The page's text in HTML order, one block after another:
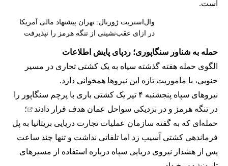
است.
وال‌استریت ژورنال: تهران پیشنهاد مالی آمریکا
در ازای عقب‌نشینی از تنگه هرمز را نپذیرفت
حمله به شناور سنگاپوری؛ ردپای پایش اطلاعات
الگوی حمله هفته گذشته سپاه به یک کشتی تجاری در مسیر
جنوبی، با ماموریت تازه این نیروها همخوانی دارد.
نیروهای سپاه پنجشنبه ۴ تیر یک کشتی باری با پرچم سنگاپور را
در تنگه هرمز و در نزدیکی سواحل عمان هدف قرار دادند
؛
حمله‌ای که به گفته سازمان عملیات تجارت دریایی بریتانیا به پل
فرماندهی کشتی آسیب زد اما تلفاتی نداشت و تنها چند ساعت
پس از هشدار نیروی دریایی سپاه درباره استفاده از مسیرهای